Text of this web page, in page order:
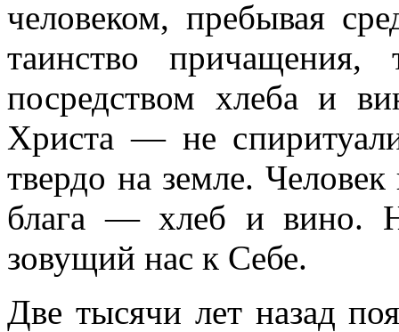
человеком, пребывая
таинство
посредством хлеба и
Христа — не
твердо на земле.
блага — хлеб и вино.
зовущий нас к Себе.
Две тысячи лет назад